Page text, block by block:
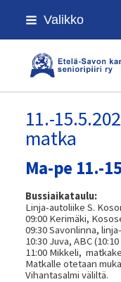
Siirry
sivun
Valikko
11.-
matka
Ma-pe 11.-
Bussiaikataulu:
Linja-autoliike S.
09:00 Kerimäki,
09:30 Savonlinna,
10:30 Juva, ABC
11:00 Mikkeli,
Matkalle otetaan
Vihantasalmi väliltä.